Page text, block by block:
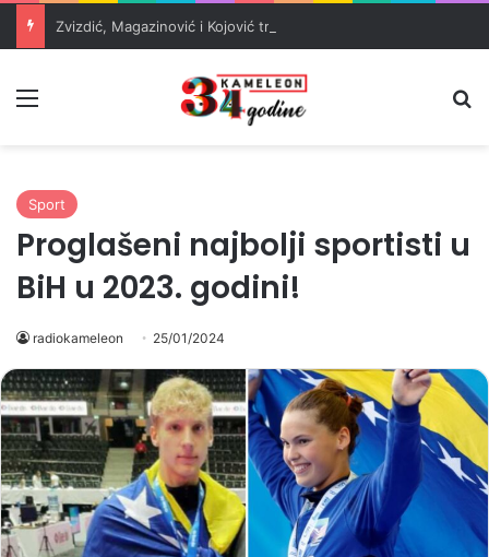
Sport
Proglašeni najbolji sportisti u
BiH u 2023. godini!
radiokameleon 25/01/2024